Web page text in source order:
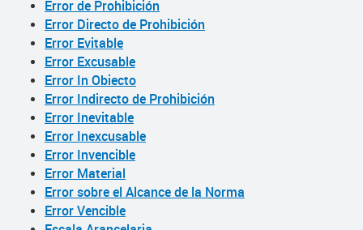
Error de Prohibición
Error Directo de Prohibición
Error Evitable
Error Excusable
Error In Obiecto
Error Indirecto de Prohibición
Error Inevitable
Error Inexcusable
Error Invencible
Error Material
Error sobre el Alcance de la Norma
Error Vencible